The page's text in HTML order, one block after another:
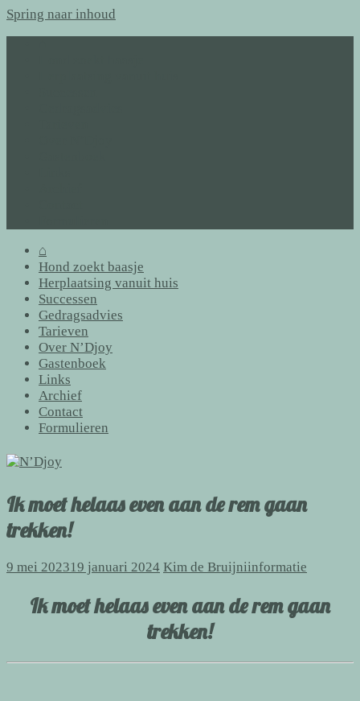
Spring naar inhoud
⌂
Hond zoekt baasje
Herplaatsing vanuit huis
Successen
Gedragsadvies
Tarieven
Over N’Djoy
Gastenboek
Links
Archief
Contact
Formulieren
Ik moet helaas even aan de rem gaan
trekken!
9 mei 202319 januari 2024 Kim de Bruijniinformatie
Ik moet helaas even aan de rem gaan
trekken!